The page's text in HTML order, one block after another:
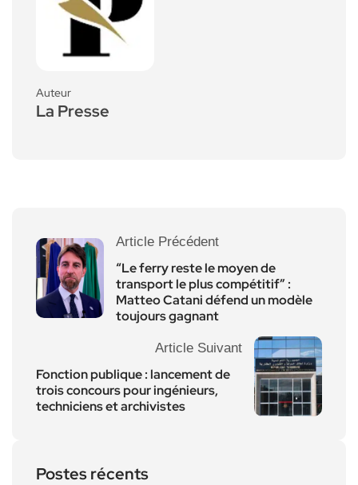
Auteur
La Presse
Article Précédent
“Le ferry reste le moyen de
transport le plus compétitif” :
Matteo Catani défend un modèle
toujours gagnant
Article Suivant
Fonction publique : lancement de
trois concours pour ingénieurs,
techniciens et archivistes
Postes récents